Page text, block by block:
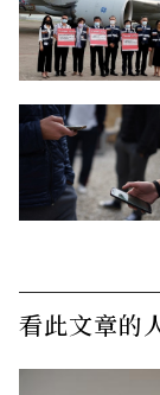
看此文章的